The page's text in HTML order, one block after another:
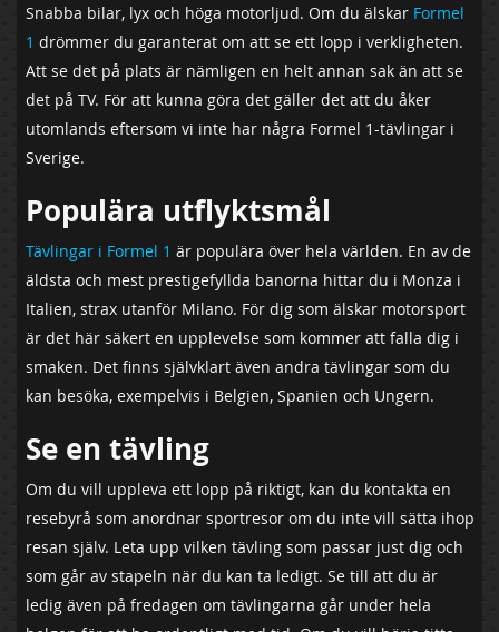
Snabba bilar, lyx och höga motorljud. Om du älskar Formel
1 drömmer du garanterat om att se ett lopp i verkligheten.
Att se det på plats är nämligen en helt annan sak än att se
det på TV. För att kunna göra det gäller det att du åker
utomlands eftersom vi inte har några Formel 1-tävlingar i
Sverige.
Populära utflyktsmål
Tävlingar i Formel 1 är populära över hela världen. En av de
äldsta och mest prestigefyllda banorna hittar du i Monza i
Italien, strax utanför Milano. För dig som älskar motorsport
är det här säkert en upplevelse som kommer att falla dig i
smaken. Det finns självklart även andra tävlingar som du
kan besöka, exempelvis i Belgien, Spanien och Ungern.
Se en tävling
Om du vill uppleva ett lopp på riktigt, kan du kontakta en
resebyrå som anordnar sportresor om du inte vill sätta ihop
resan själv. Leta upp vilken tävling som passar just dig och
som går av stapeln när du kan ta ledigt. Se till att du är
ledig även på fredagen om tävlingarna går under hela